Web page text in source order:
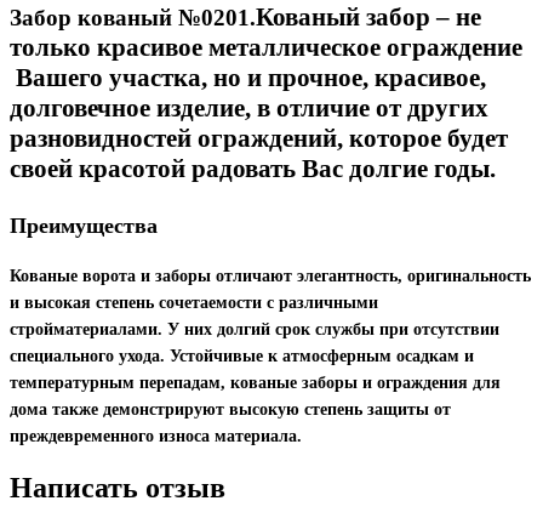
Забор кованый №0201.Кованый забор – не
только красивое металлическое ограждение
Вашего участка, но и прочное, красивое,
долговечное изделие, в отличие от других
разновидностей ограждений, которое будет
своей красотой радовать Вас долгие годы.
Преимущества
Кованые ворота и заборы отличают элегантность, оригинальность
и высокая степень сочетаемости с различными
стройматериалами. У них долгий срок службы при отсутствии
специального ухода. Устойчивые к атмосферным осадкам и
температурным перепадам, кованые заборы и ограждения для
дома также демонстрируют высокую степень защиты от
преждевременного износа материала.
Написать отзыв